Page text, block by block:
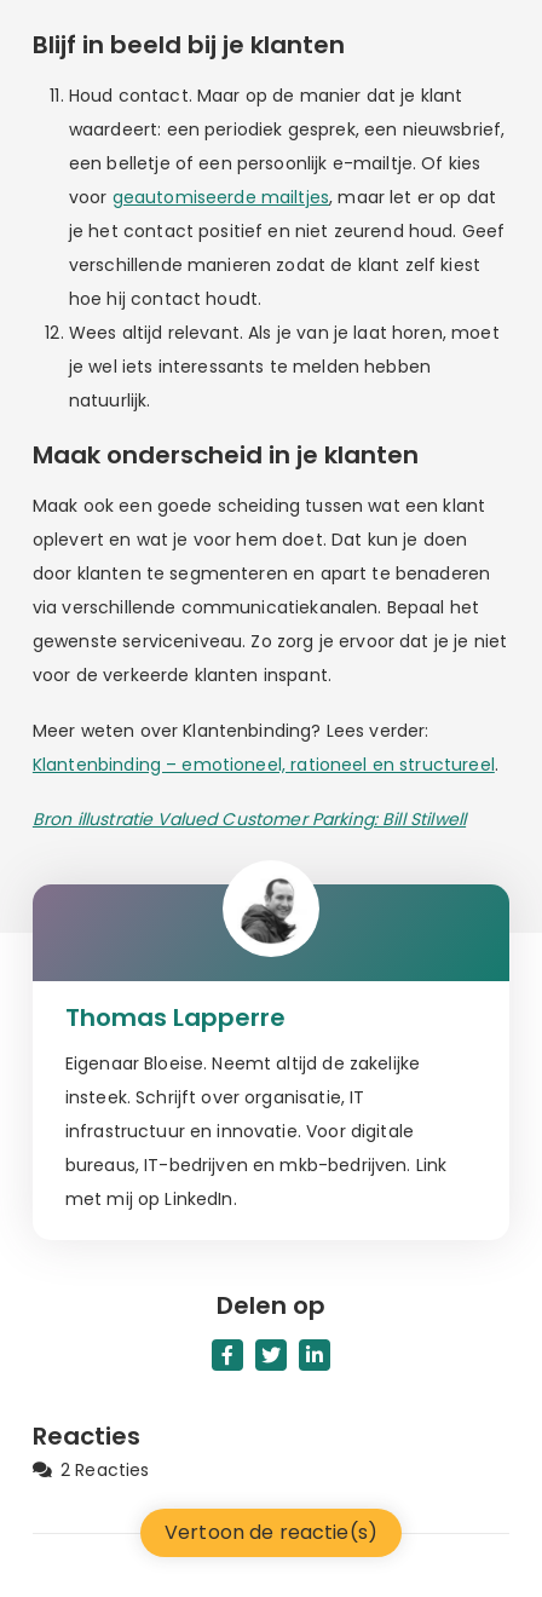
Blijf in beeld bij je klanten
Houd contact. Maar op de manier dat je klant
waardeert: een periodiek gesprek, een nieuwsbrief,
een belletje of een persoonlijk e-mailtje. Of kies
voor geautomiseerde mailtjes, maar let er op dat
je het contact positief en niet zeurend houd. Geef
verschillende manieren zodat de klant zelf kiest
hoe hij contact houdt.
Wees altijd relevant. Als je van je laat horen, moet
je wel iets interessants te melden hebben
natuurlijk.
Maak onderscheid in je klanten
Maak ook een goede scheiding tussen wat een klant
oplevert en wat je voor hem doet. Dat kun je doen
door klanten te segmenteren en apart te benaderen
via verschillende communicatiekanalen. Bepaal het
gewenste serviceniveau. Zo zorg je ervoor dat je je niet
voor de verkeerde klanten inspant.
Meer weten over Klantenbinding? Lees verder:
Klantenbinding – emotioneel, rationeel en structureel.
Bron illustratie Valued Customer Parking: Bill Stilwell
Thomas Lapperre
Eigenaar Bloeise. Neemt altijd de zakelijke
insteek. Schrijft over organisatie, IT
infrastructuur en innovatie. Voor digitale
bureaus, IT-bedrijven en mkb-bedrijven. Link
met mij op LinkedIn.
Delen op
Reacties
2 Reacties
Vertoon de reactie(s)